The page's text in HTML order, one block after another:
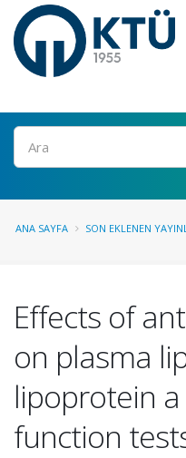
Ara
ANA SAYFA SON EKLENEN
Effects of
on plasma
lipoprotein
function